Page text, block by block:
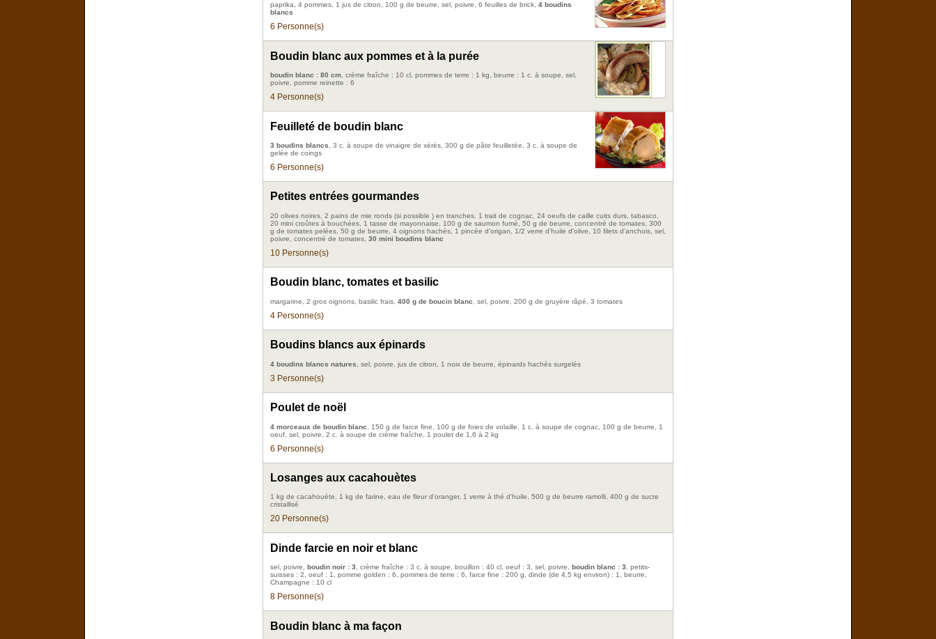
paprika, 4 pommes, 1 jus de citron, 100 g de beurre, sel, poivre, 6 feuilles de brick, 4 boudins
blancs
6 Personne(s)
Boudin blanc aux pommes et à la purée
boudin blanc : 80 cm , crème fraîche : 10 cl, pommes de terre : 1 kg, beurre : 1 c. à soupe, sel,
poivre, pomme reinette : 6
4 Personne(s)
Feuilleté de boudin blanc
3 boudins blancs , 3 c. à soupe de vinaigre de xérès, 300 g de pâte feuilletée, 3 c. à soupe de
gelée de coings
6 Personne(s)
Petites entrées gourmandes
20 olives noires, 2 pains de mie ronds (si possible ) en tranches, 1 trait de cognac, 24 oeufs de caille cuits durs, tabasco,
20 mini croûtes à bouchées, 1 tasse de mayonnaise, 100 g de saumon fumé, 50 g de beurre, concentré de tomates, 300
g de tomates pelées, 50 g de beurre, 4 oignons hachés, 1 pincée d'origan, 1/2 verre d'huile d'olive, 10 filets d'anchois, sel,
poivre, concentré de tomates, 30 mini boudins blanc
10 Personne(s)
Boudin blanc, tomates et basilic
margarine, 2 gros oignons, basilic frais, 400 g de boucin blanc , sel, poivre, 200 g de gruyère râpé, 3 tomates
4 Personne(s)
Boudins blancs aux épinards
4 boudins blancs natures , sel, poivre, jus de citron, 1 noix de beurre, épinards hachés surgelés
3 Personne(s)
Poulet de noël
4 morceaux de boudin blanc , 150 g de farce fine, 100 g de foies de volaille, 1 c. à soupe de cognac, 100 g de beurre, 1
oeuf, sel, poivre, 2 c. à soupe de crème fraîche, 1 poulet de 1,6 à 2 kg
6 Personne(s)
Losanges aux cacahouètes
1 kg de cacahouète, 1 kg de farine, eau de fleur d'oranger, 1 verre à thé d'huile, 500 g de beurre ramolli, 400 g de sucre
cristallisé
20 Personne(s)
Dinde farcie en noir et blanc
sel, poivre, boudin noir : 3, crème fraîche : 3 c. à soupe, bouillon : 40 cl, oeuf : 3, sel, poivre, boudin blanc : 3, petits-
suisses : 2, oeuf : 1, pomme golden : 6, pommes de terre : 6, farce fine : 200 g, dinde (de 4,5 kg environ) : 1, beurre,
Champagne : 10 cl
8 Personne(s)
Boudin blanc à ma façon